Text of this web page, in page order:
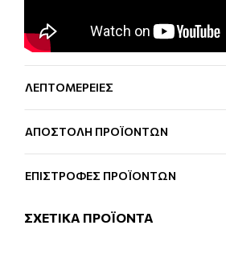
ΛΕΠΤΟΜΕΡΕΙΕΣ
ΑΠΟΣΤΟΛΗ ΠΡΟΪΟΝΤΩΝ
ΕΠΙΣΤΡΟΦΕΣ ΠΡΟΪΟΝΤΩΝ
ΣΧΕΤΙΚΑ ΠΡΟΪΟΝΤΑ